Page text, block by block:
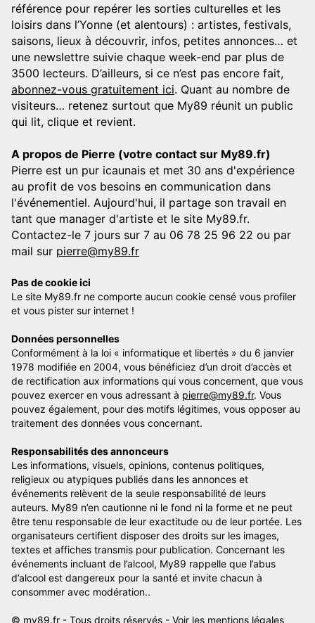
référence pour repérer les sorties culturelles et les
loisirs dans l’Yonne (et alentours) : artistes, festivals,
saisons, lieux à découvrir, infos, petites annonces… et
une newslettre suivie chaque week-end par plus de
3500 lecteurs. D’ailleurs, si ce n’est pas encore fait,
abonnez-vous gratuitement ici. Quant au nombre de
visiteurs… retenez surtout que My89 réunit un public
qui lit, clique et revient.
A propos de Pierre (votre contact sur My89.fr)
Pierre est un pur icaunais et met 30 ans d'expérience
au profit de vos besoins en communication dans
l'événementiel. Aujourd'hui, il partage son travail en
tant que manager d'artiste et le site My89.fr.
Contactez-le 7 jours sur 7 au 06 78 25 96 22 ou par
mail sur pierre@my89.fr
Pas de cookie ici
Le site My89.fr ne comporte aucun cookie censé vous profiler
et vous pister sur internet !
Données personnelles
Conformément à la loi « informatique et libertés » du 6 janvier
1978 modifiée en 2004, vous bénéficiez d’un droit d’accès et
de rectification aux informations qui vous concernent, que vous
pouvez exercer en vous adressant à pierre@my89.fr. Vous
pouvez également, pour des motifs légitimes, vous opposer au
traitement des données vous concernant.
Responsabilités des annonceurs
Les informations, visuels, opinions, contenus politiques,
religieux ou atypiques publiés dans les annonces et
événements relèvent de la seule responsabilité de leurs
auteurs. My89 n’en cautionne ni le fond ni la forme et ne peut
être tenu responsable de leur exactitude ou de leur portée. Les
organisateurs certifient disposer des droits sur les images,
textes et affiches transmis pour publication. Concernant les
événements incluant de l’alcool, My89 rappelle que l’abus
d’alcool est dangereux pour la santé et invite chacun à
consommer avec modération..
© my89.fr - Tous droits réservés - Voir les mentions légales